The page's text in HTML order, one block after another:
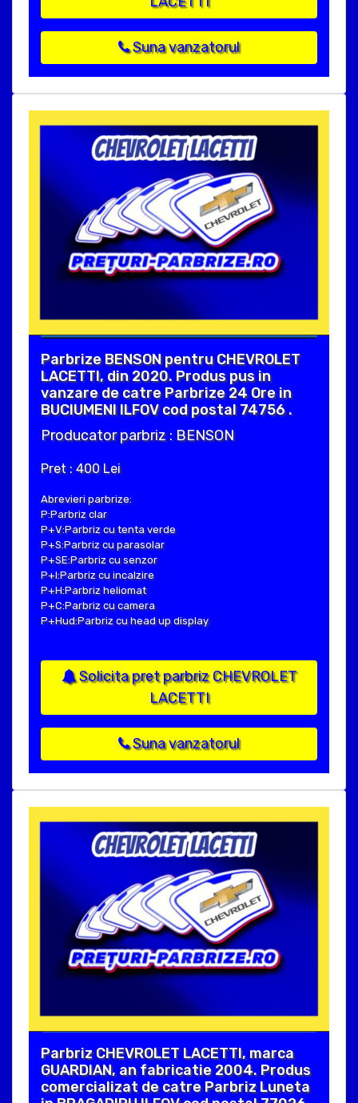
Suna vanzatorul
Parbrize BENSON pentru CHEVROLET
LACETTI, din 2020. Produs pus in
vanzare de catre Parbrize 24 Ore in
BUCIUMENI ILFOV cod postal 74756 .
Producator parbriz : BENSON
Pret : 400 Lei
Abrevieri parbrize:
P:Parbriz clar
P+V:Parbriz cu tenta verde
P+S:Parbriz cu parasolar
P+SE:Parbriz cu senzor
P+I:Parbriz cu incalzire
P+H:Parbriz heliomat
P+C:Parbriz cu camera
P+Hud:Parbriz cu head up display
Solicita pret parbriz CHEVROLET
LACETTI
Suna vanzatorul
Parbriz CHEVROLET LACETTI, marca
GUARDIAN, an fabricatie 2004. Produs
comercializat de catre Parbriz Luneta